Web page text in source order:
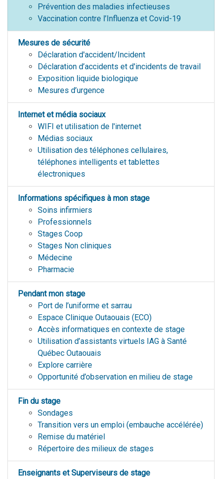
Prévention des maladies infectieuses
Vaccination contre l’Influenza et Covid-19
Mesures de sécurité
Déclaration d'accident/Incident
Déclaration d’accidents et d'incidents de travail
Exposition liquide biologique
Mesures d’urgence
Internet et média sociaux
WIFI et utilisation de l'internet
Médias sociaux
Utilisation des téléphones cellulaires,
téléphones intelligents et tablettes
électroniques
Informations spécifiques à mon stage
Soins infirmiers
Professionnels
Stages Coop
Stages Non cliniques
Médecine
Pharmacie
Pendant mon stage
Port de l’uniforme et sarrau
Espace Clinique Outaouais (ECO)
Accès informatiques en contexte de stage
Utilisation d’assistants virtuels IAG à Santé
Québec Outaouais
Explore carrière
Opportunité d’observation en milieu de stage
Fin du stage
Sondages
Transition vers un emploi (embauche accélérée)
Remise du matériel
Répertoire des milieux de stages
Enseignants et Superviseurs de stage